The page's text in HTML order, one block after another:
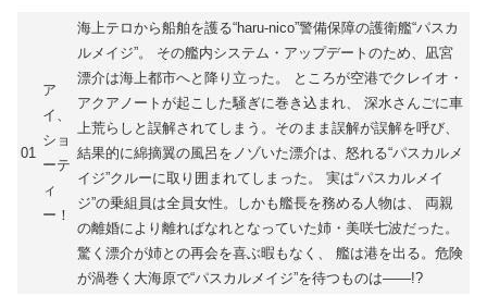
01
ア
イ、
ショ
ーテ
ィ
ー！
海上テロから船舶を護る“haru-nico”警備保障の護衛艦“パスカ
ルメイジ”。 その艦内システム・アップデートのため、凪宮
漂介は海上都市へと降り立った。 ところが空港でクレイオ・
アクアノートが起こした騒ぎに巻き込まれ、 深水さんごに車
上荒らしと誤解されてしまう。そのまま誤解が誤解を呼び、
結果的に綿摘翼の風呂をノゾいた漂介は、怒れる“パスカルメ
イジ”クルーに取り囲まれてしまった。 実は“パスカルメイ
ジ”の乗組員は全員女性。しかも艦長を務める人物は、 両親
の離婚により離ればなれとなっていた姉・美咲七波だった。
驚く漂介が姉との再会を喜ぶ暇もなく、 艦は港を出る。危険
が渦巻く大海原で“パスカルメイジ”を待つものは――!?